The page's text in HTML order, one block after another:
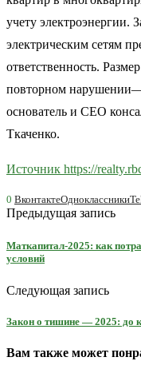
учету электроэнергии.
электрическим сетям
ответственность.
повторном
основатель и СЕО
Ткаченко.
Источник https://
0 ВконтактеОдноклассники
Предыдущая запись
Маткапитал-2025: как
условий
Следующая запись
Закон о тишине — 2025: до
Вам также может